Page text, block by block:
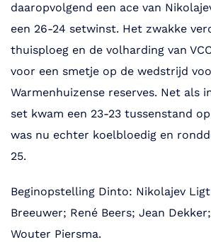
daaropvolgend een ace van
een 26-24 setwinst. Het zwakke
thuisploeg en de volharding van
voor een smetje op de wedstrijd
Warmenhuizense reserves. Net als
set kwam een 23-23 tussenstand
was nu echter koelbloedig en
25.
Beginopstelling Dinto: Nikolajev
Breeuwer; René Beers; Jean
Wouter Piersma.